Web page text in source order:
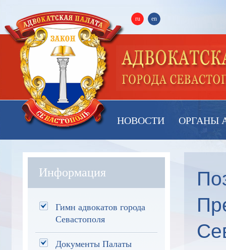
ru en
НОВОСТИ ОРГАНЫ
Информация
Гимн адвокатов города
Севастополя
Документы Палаты